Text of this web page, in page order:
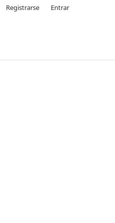
Registrarse Entrar